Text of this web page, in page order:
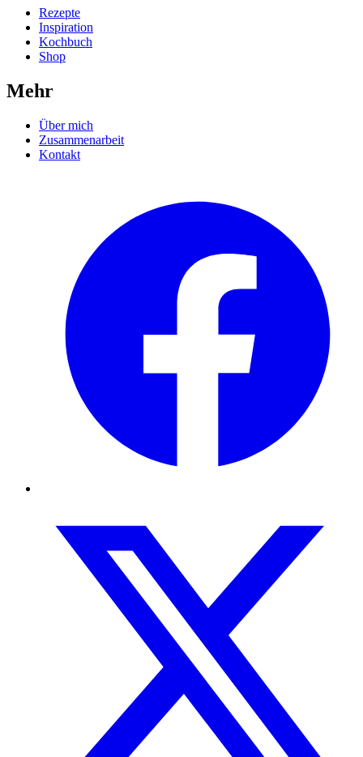
Rezepte
Inspiration
Kochbuch
Shop
Mehr
Über mich
Zusammenarbeit
Kontakt